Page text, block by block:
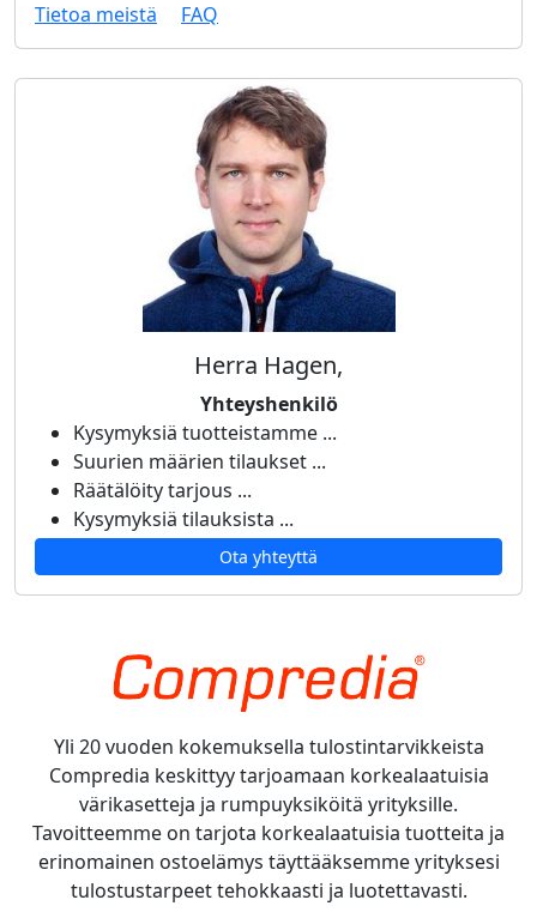
Tietoa meistä
FAQ
Herra Hagen,
Yhteyshenkilö
Kysymyksiä tuotteistamme ...
Suurien määrien tilaukset ...
Räätälöity tarjous ...
Kysymyksiä tilauksista ...
Ota yhteyttä
Yli 20 vuoden kokemuksella tulostintarvikkeista
Compredia keskittyy tarjoamaan korkealaatuisia
värikasetteja ja rumpuyksiköitä yrityksille.
Tavoitteemme on tarjota korkealaatuisia tuotteita ja
erinomainen ostoelämys täyttääksemme yrityksesi
tulostustarpeet tehokkaasti ja luotettavasti.